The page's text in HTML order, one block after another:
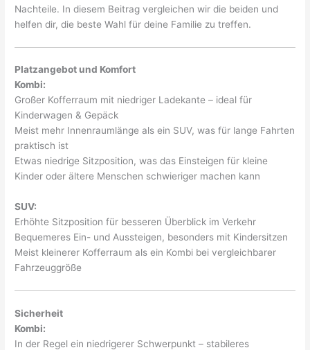
Nachteile. In diesem Beitrag vergleichen wir die beiden und
helfen dir, die beste Wahl für deine Familie zu treffen.
Platzangebot und Komfort
Kombi:
Großer Kofferraum mit niedriger Ladekante – ideal für
Kinderwagen & Gepäck
Meist mehr Innenraumlänge als ein SUV, was für lange Fahrten
praktisch ist
Etwas niedrige Sitzposition, was das Einsteigen für kleine
Kinder oder ältere Menschen schwieriger machen kann
SUV:
Erhöhte Sitzposition für besseren Überblick im Verkehr
Bequemeres Ein- und Aussteigen, besonders mit Kindersitzen
Meist kleinerer Kofferraum als ein Kombi bei vergleichbarer
Fahrzeuggröße
Sicherheit
Kombi:
In der Regel ein niedrigerer Schwerpunkt – stabileres